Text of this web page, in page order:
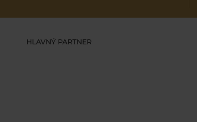
HLAVNÝ PARTNER